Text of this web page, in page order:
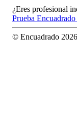
¿Eres profesional
Prueba Encuadrado
© Encuadrado 2026